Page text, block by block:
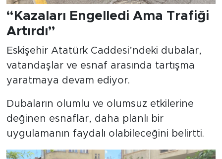
“Kazaları Engelledi Ama Trafiği
Artırdı”
Eskişehir Atatürk Caddesi’ndeki dubalar,
vatandaşlar ve esnaf arasında tartışma
yaratmaya devam ediyor.
Dubaların olumlu ve olumsuz etkilerine
değinen esnaflar, daha planlı bir
uygulamanın faydalı olabileceğini belirtti.